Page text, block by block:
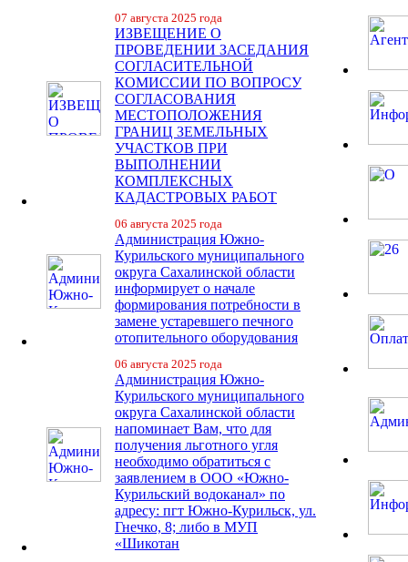
07 августа 2025 года
ИЗВЕЩЕНИЕ О
ПРОВЕДЕНИИ ЗАСЕДАНИЯ
СОГЛАСИТЕЛЬНОЙ
КОМИССИИ ПО ВОПРОСУ
СОГЛАСОВАНИЯ
МЕСТОПОЛОЖЕНИЯ
ГРАНИЦ ЗЕМЕЛЬНЫХ
УЧАСТКОВ ПРИ
ВЫПОЛНЕНИИ
КОМПЛЕКСНЫХ
КАДАСТРОВЫХ РАБОТ
06 августа 2025 года
Администрация Южно-
Курильского муниципального
округа Сахалинской области
информирует о начале
формирования потребности в
замене устаревшего печного
отопительного оборудования
06 августа 2025 года
Администрация Южно-
Курильского муниципального
округа Сахалинской области
напоминает Вам, что для
получения льготного угля
необходимо обратиться с
заявлением в ООО «Южно-
Курильский водоканал» по
адресу: пгт Южно-Курильск, ул.
Гнечко, 8; либо в МУП
«Шикотан